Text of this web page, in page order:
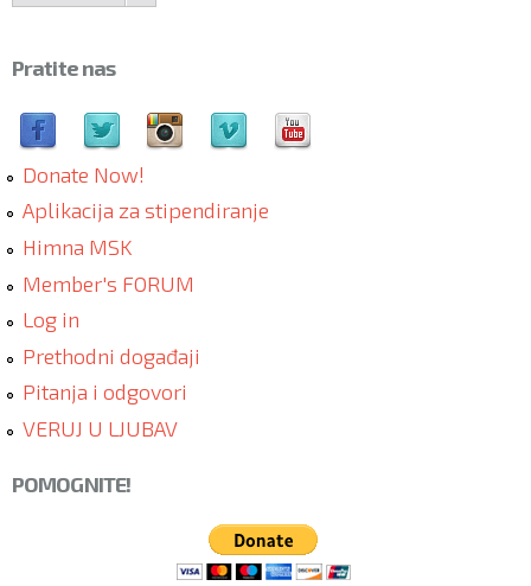
Pratite nas
Donate Now!
Aplikacija za stipendiranje
Himna MSK
Member's FORUM
Log in
Prethodni događaji
Pitanja i odgovori
VERUJ U LJUBAV
POMOGNITE!